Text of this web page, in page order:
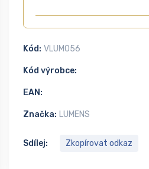
Kód: VLUM056
Kód výrobce:
EAN:
Značka: LUMENS
Sdílej: Zkopírovat odkaz